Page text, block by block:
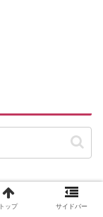
トップ サイドバー